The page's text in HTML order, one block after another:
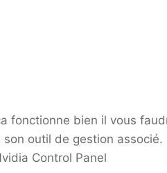
fonctionne bien il vous
outil de gestion associé.
Control Panel